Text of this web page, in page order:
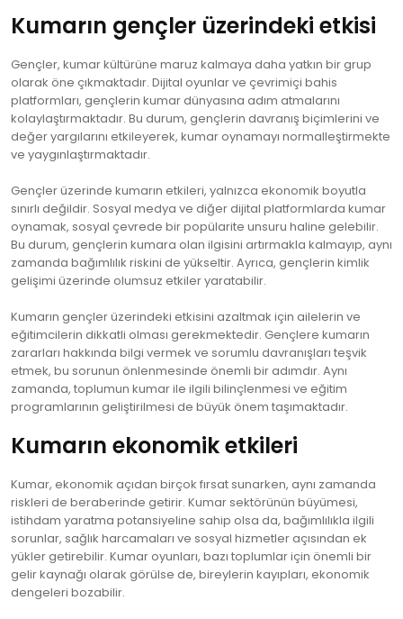
Kumarın gençler üzerindeki etkisi
Gençler, kumar kültürüne maruz kalmaya daha yatkın bir grup
olarak öne çıkmaktadır. Dijital oyunlar ve çevrimiçi bahis
platformları, gençlerin kumar dünyasına adım atmalarını
kolaylaştırmaktadır. Bu durum, gençlerin davranış biçimlerini ve
değer yargılarını etkileyerek, kumar oynamayı normalleştirmekte
ve yaygınlaştırmaktadır.
Gençler üzerinde kumarın etkileri, yalnızca ekonomik boyutla
sınırlı değildir. Sosyal medya ve diğer dijital platformlarda kumar
oynamak, sosyal çevrede bir popülarite unsuru haline gelebilir.
Bu durum, gençlerin kumara olan ilgisini artırmakla kalmayıp, aynı
zamanda bağımlılık riskini de yükseltir. Ayrıca, gençlerin kimlik
gelişimi üzerinde olumsuz etkiler yaratabilir.
Kumarın gençler üzerindeki etkisini azaltmak için ailelerin ve
eğitimcilerin dikkatli olması gerekmektedir. Gençlere kumarın
zararları hakkında bilgi vermek ve sorumlu davranışları teşvik
etmek, bu sorunun önlenmesinde önemli bir adımdır. Aynı
zamanda, toplumun kumar ile ilgili bilinçlenmesi ve eğitim
programlarının geliştirilmesi de büyük önem taşımaktadır.
Kumarın ekonomik etkileri
Kumar, ekonomik açıdan birçok fırsat sunarken, aynı zamanda
riskleri de beraberinde getirir. Kumar sektörünün büyümesi,
istihdam yaratma potansiyeline sahip olsa da, bağımlılıkla ilgili
sorunlar, sağlık harcamaları ve sosyal hizmetler açısından ek
yükler getirebilir. Kumar oyunları, bazı toplumlar için önemli bir
gelir kaynağı olarak görülse de, bireylerin kayıpları, ekonomik
dengeleri bozabilir.